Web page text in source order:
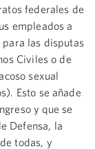
federales de
empleados a
las disputas
Civiles o de
sexual
Esto se añade
y que se
Defensa, la
todas, y